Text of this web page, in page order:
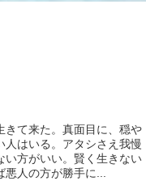
きて来た。真面目に、穏や
人はいる。アタシさえ我慢
い方がいい。賢く生きない
悪人の方が勝手に...